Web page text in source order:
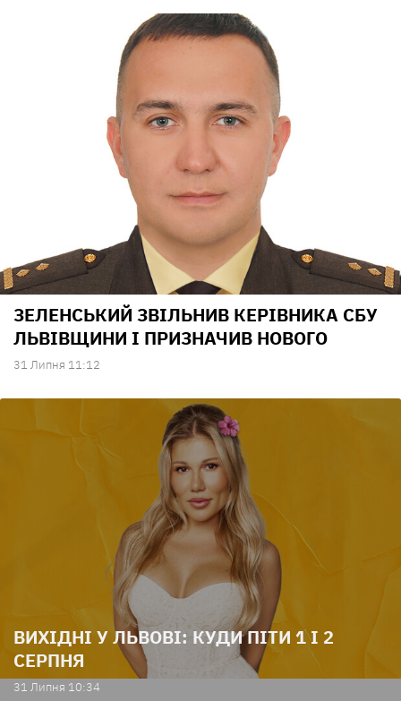
ЗЕЛЕНСЬКИЙ ЗВІЛЬНИВ КЕРІВНИКА СБУ
ЛЬВІВЩИНИ І ПРИЗНАЧИВ НОВОГО
31 Липня 11:12
ВИХІДНІ У ЛЬВОВІ: КУДИ ПІТИ 1 І 2
СЕРПНЯ
31 Липня 10:34